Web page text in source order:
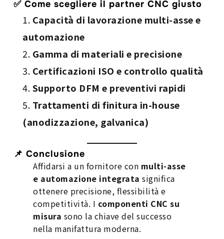
✅ Come scegliere il partner CNC giusto
Capacità di lavorazione multi-asse e
automazione
Gamma di materiali e precisione
Certificazioni ISO e controllo qualità
Supporto DFM e preventivi rapidi
Trattamenti di finitura in-house
(anodizzazione, galvanica)
📌 Conclusione
Affidarsi a un fornitore con multi-asse
e automazione integrata significa
ottenere precisione, flessibilità e
competitività. I componenti CNC su
misura sono la chiave del successo
nella manifattura moderna.